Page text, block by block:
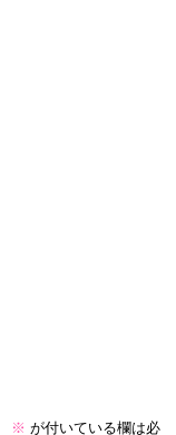
※ が付いている欄は必